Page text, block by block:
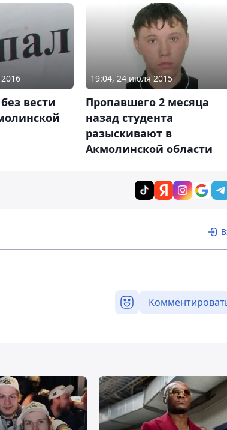
вести
19:04, 24 июля 2015
Пропавшего 2 месяца
назад студента
разыскивают в
Акмолинской области